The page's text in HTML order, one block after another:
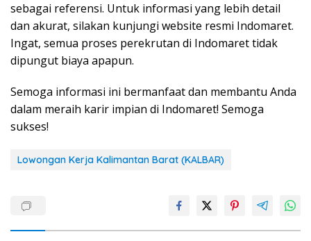
sebagai referensi. Untuk informasi yang lebih detail
dan akurat, silakan kunjungi website resmi Indomaret.
Ingat, semua proses perekrutan di Indomaret tidak
dipungut biaya apapun.
Semoga informasi ini bermanfaat dan membantu Anda
dalam meraih karir impian di Indomaret! Semoga
sukses!
Lowongan Kerja Kalimantan Barat (KALBAR)